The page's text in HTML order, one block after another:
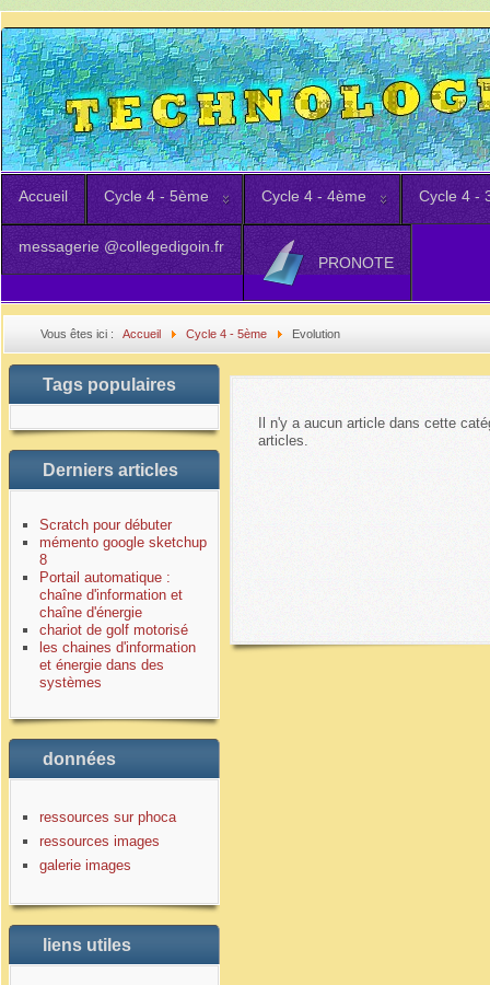
Accueil Cycle 4 - 5ème Cycle 4 - 4ème Cycle 4 -
messagerie @collegedigoin.fr
PRONOTE
Vous êtes ici : Accueil Cycle 4 - 5ème Evolution
Tags populaires
Derniers articles
Scratch pour débuter
mémento google sketchup
8
Portail automatique :
chaîne d'information et
chaîne d'énergie
chariot de golf motorisé
les chaines d'information
et énergie dans des
systèmes
données
ressources sur phoca
ressources images
galerie images
liens utiles
Il n'y a aucun article dans cette
articles.